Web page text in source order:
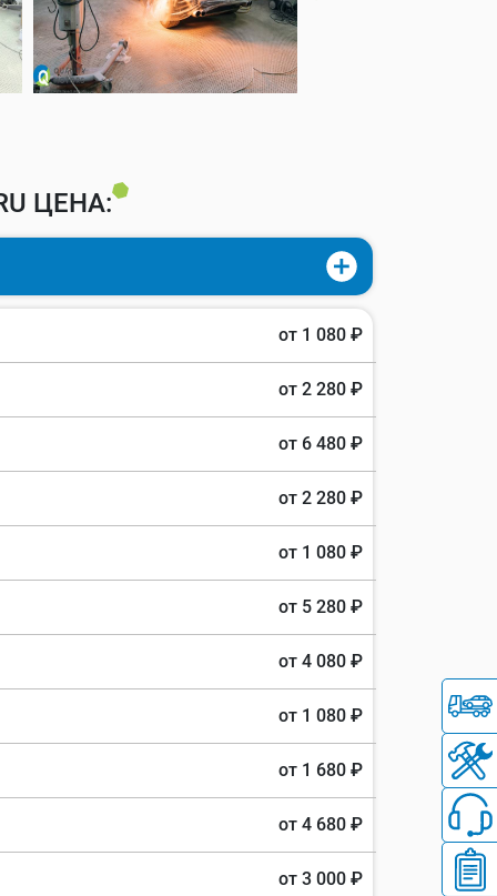
ЦЕНА:
от 1 080 ₽
от 2 280 ₽
от 6 480 ₽
от 2 280 ₽
от 1 080 ₽
от 5 280 ₽
от 4 080 ₽
от 1 080 ₽
от 1 680 ₽
от 4 680 ₽
от 3 000 ₽